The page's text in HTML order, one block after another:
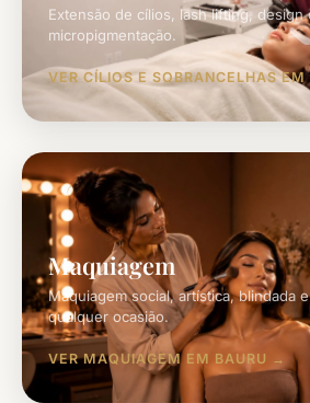
Extensão de cílios, lash lifting, design
micropigmentação.
VER CÍLIOS E SOBRANCELHAS EM
Maquiagem
Maquiagem social, artística, blindada
qualquer ocasião.
VER MAQUIAGEM EM BAURU